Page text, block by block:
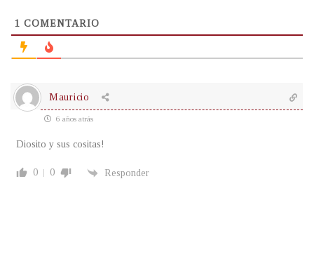
1 COMENTARIO
Mauricio
6 años atrás
Diosito y sus cositas!
0 0 Responder